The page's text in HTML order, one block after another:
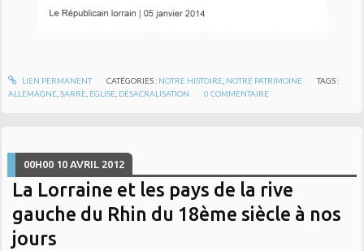
LIEN PERMANENT CATÉGORIES : NOTRE HISTOIRE, NOTRE PATRIMOINE
TAGS :
ALLEMAGNE ,SARRE ÉGLISE DÉSACRALISATION 0 COMMENTAIRE
00H00 10 AVRIL 2012
La Lorraine et les pays de la rive
gauche du Rhin du 18ème siècle à nos
jours